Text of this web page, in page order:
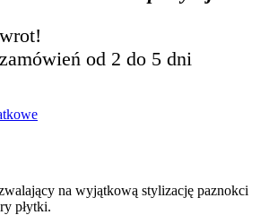
od 2 do 5 dni
na wyjątkową stylizację paznokci
płytki.